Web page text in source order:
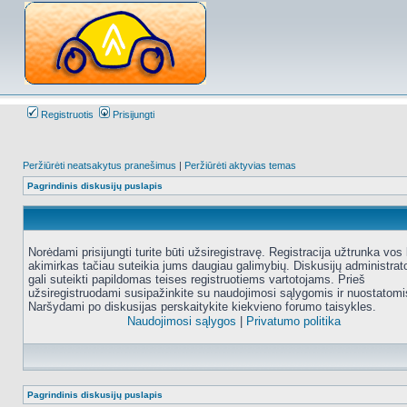
Registruotis Prisijungti
Peržiūrėti neatsakytus pranešimus | Peržiūrėti aktyvias temas
Pagrindinis diskusijų puslapis
Norėdami prisijungti turite būti užsiregistravę. Registracija užtrunka vos
akimirkas tačiau suteikia jums daugiau galimybių. Diskusijų
gali suteikti papildomas teises registruotiems vartotojams. Prieš
užsiregistruodami susipažinkite su naudojimosi sąlygomis ir
Naršydami po diskusijas perskaitykite kiekvieno forumo taisykles.
Naudojimosi sąlygos
Privatumo politika
Pagrindinis diskusijų puslapis